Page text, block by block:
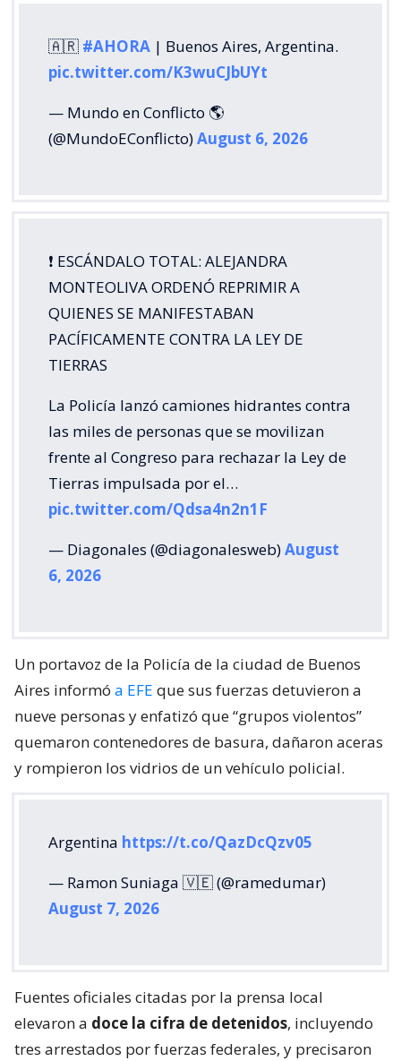
🇦🇷 #AHORA | Buenos Aires, Argentina.
pic.twitter.com/K3wuCJbUYt
— Mundo en Conflicto 🌎
(@MundoEConflicto)August 6, 2026
❗️ ESCÁNDALO TOTAL: ALEJANDRA
MONTEOLIVA ORDENÓ REPRIMIR A
QUIENES SE MANIFESTABAN
PACÍFICAMENTE CONTRA LA LEY DE
TIERRAS
La Policía lanzó camiones hidrantes contra
las miles de personas que se movilizan
frente al Congreso para rechazar la Ley de
Tierras impulsada por el…
pic.twitter.com/Qdsa4n2n1F
— Diagonales (@diagonalesweb)August
6, 2026
Un portavoz de la Policía de la ciudad de Buenos
Aires informó a EFE que sus fuerzas detuvieron a
nueve personas y enfatizó que “grupos violentos”
quemaron contenedores de basura, dañaron aceras
y rompieron los vidrios de un vehículo policial.
Argentina https://t.co/QazDcQzv05
— Ramon Suniaga 🇻🇪 (@ramedumar)
August 7, 2026
Fuentes oficiales citadas por la prensa local
elevaron a doce la cifra de detenidos, incluyendo
tres arrestados por fuerzas federales, y precisaron